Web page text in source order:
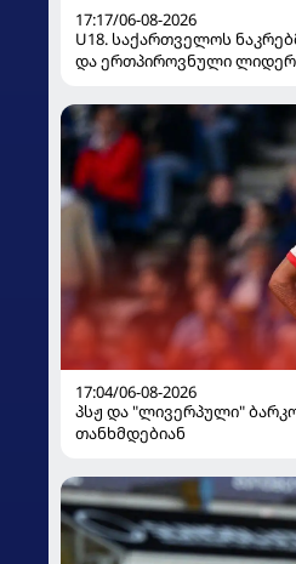
17:17/06-08-2026
U18. საქართველოს
და ერთპიროვნული
17:04/06-08-2026
პსჟ და "ლივერპული"
თანხმდებიან